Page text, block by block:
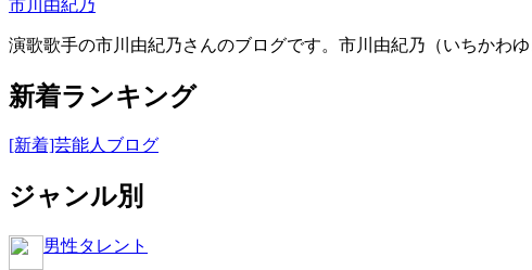
市川由紀乃
演歌歌手の市川由紀乃さんのブログです。市川由紀乃（いちか
新着ランキング
[新着]芸能人ブログ
ジャンル別
男性タレント